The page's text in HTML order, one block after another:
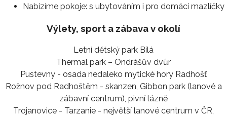
Nabízíme pokoje: s ubytováním i pro domácí mazlíčky
Výlety, sport a zábava v okolí
Letní dětský park Bílá
Thermal park – Ondrášův dvůr
Pustevny - osada nedaleko mytické hory Radhošť
Rožnov pod Radhoštěm - skanzen, Gibbon park (lanové a
zábavní centrum), pivní lázně
Trojanovice - Tarzanie - největší lanové centrum v ČR,